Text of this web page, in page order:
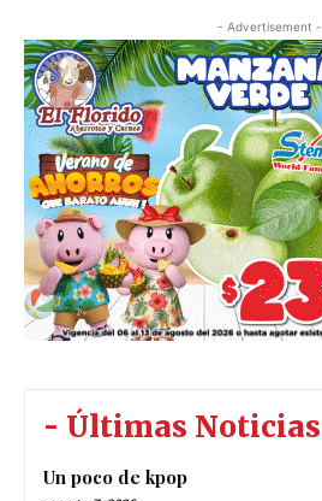
- Advertisement -
- Últimas Noticias
Un poco de kpop